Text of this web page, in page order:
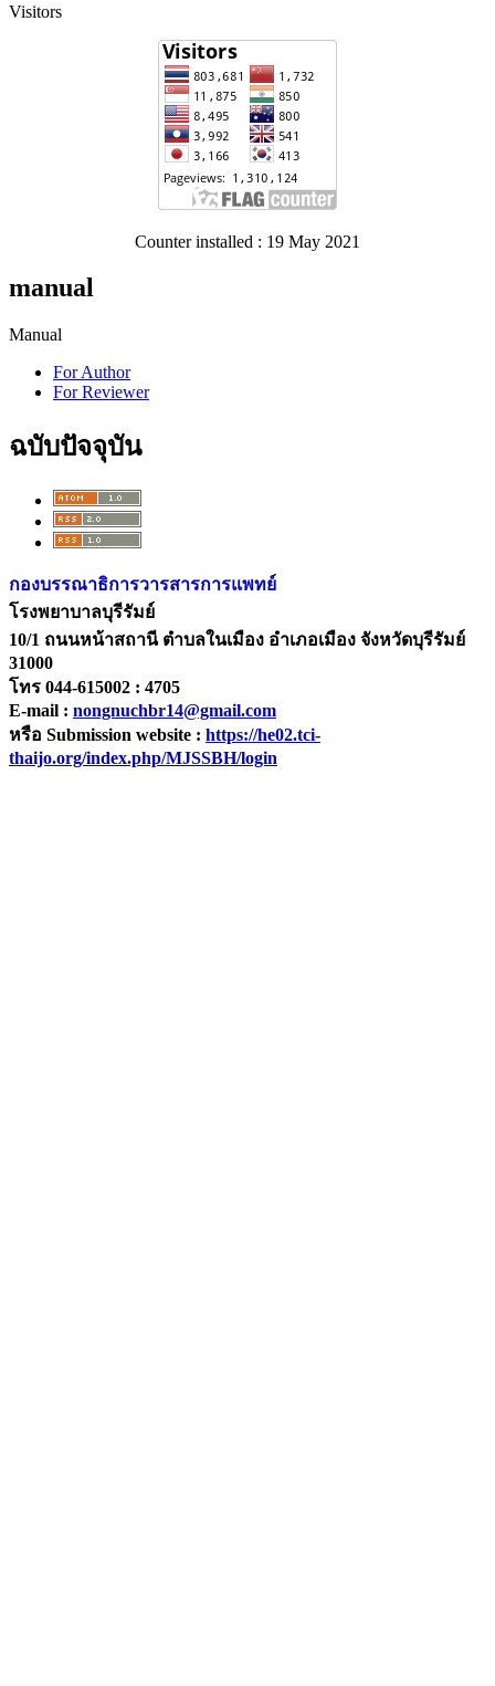
Visitors
Counter installed : 19 May 2021
manual
Manual
For Author
For Reviewer
ฉบับปัจจุบัน
กองบรรณาธิการวารสารการแพทย์
โรงพยาบาลบุรีรัมย์
10/1 ถนนหน้าสถานี ตำบลในเมือง อำเภอเมือง จังหวัดบุรีรัมย์
31000
โทร 044-615002 : 4705
E-mail : nongnuchbr14@gmail.com
หรือ Submission website : https://he02.tci-
thaijo.org/index.php/MJSSBH/login